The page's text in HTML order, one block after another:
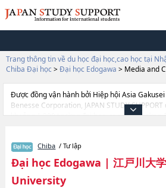
Trang thông tin về du học đại học,cao học tại
Chiba Đại học > Đại học Edogawa > Media and
Được đồng vận hành bởi Hiệp hội Asia
Benesse Corporation, JAPAN STUDY
khoảng 1.300 trường đại học, cao học, trường
thiết dành cho du học sinh, như là về các
Media and Communication, thông tin về từng
quan đến thi tuyển như số lượng tuyển sinh, số
trang thiết bị, hướng dẫn địa điểm v.v...
Chiba / Tư lập
Đại học Edogawa | 江戸川大学
University